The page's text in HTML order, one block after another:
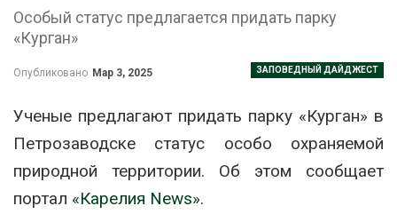
Особый статус предлагается придать парку
«Курган»
ЗАПОВЕДНЫЙ ДАЙДЖЕСТ
Опубликовано Мар 3, 2025
Ученые предлагают придать парку «Курган» в
Петрозаводске статус особо охраняемой
природной территории. Об этом сообщает
портал «Карелия News».